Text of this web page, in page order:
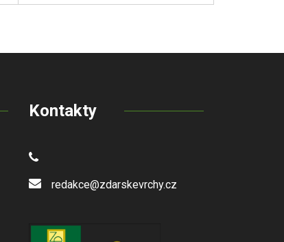
Kontakty
redakce@zdarskevrchy.cz